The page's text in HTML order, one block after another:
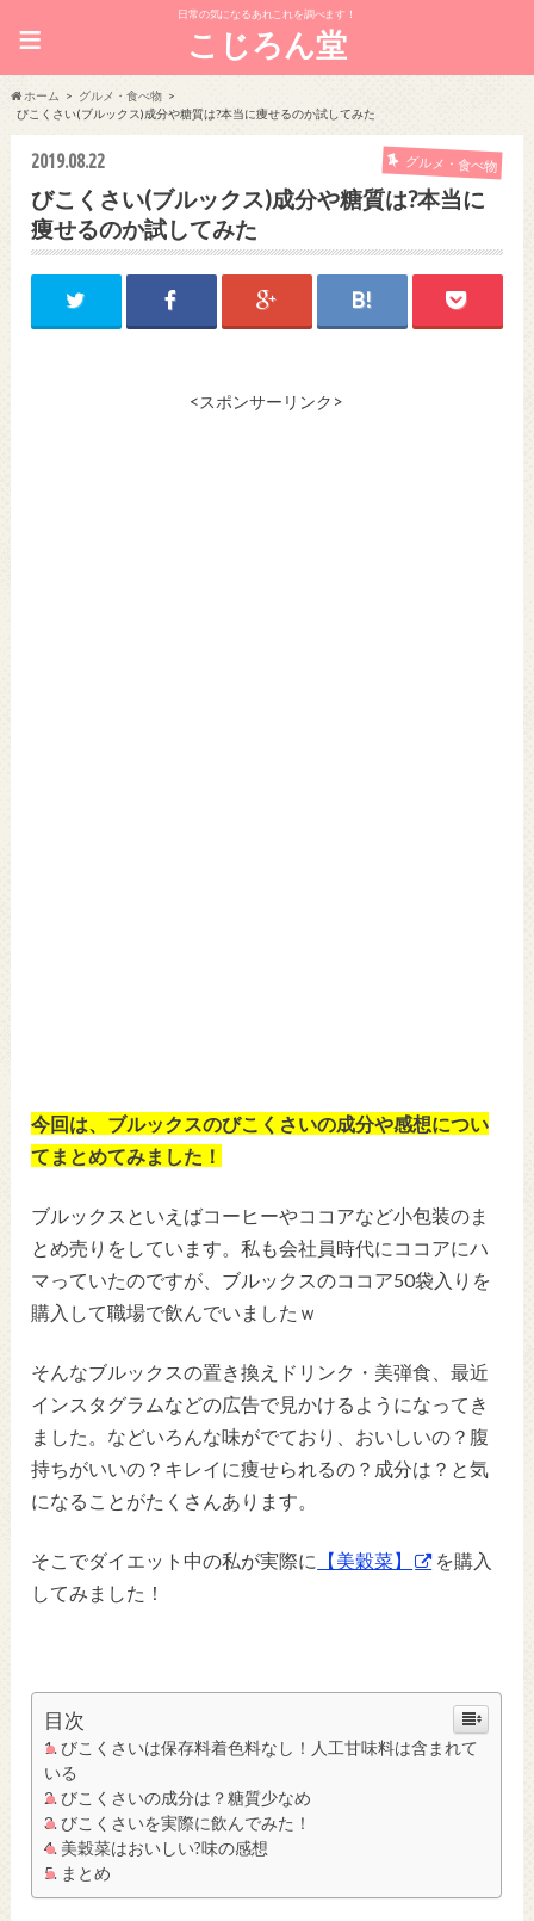
日常の気になるあれこれを調べます！
こじろん堂
≡
ホーム
グルメ・食べ物
びこくさい(ブルックス)成分や糖質は?本当に痩せるのか試してみた
2019.08.22 グルメ・食べ物
びこくさい(ブルックス)成分や糖質は?本当に
痩せるのか試してみた
<スポンサーリンク>
今回は、ブルックスのびこくさいの成分や感想につい
てまとめてみました！
ブルックスといえばコーヒーやココアなど小包装のま
とめ売りをしています。私も会社員時代にココアにハ
マっていたのですが、ブルックスのココア50袋入りを
購入して職場で飲んでいましたｗ
そんなブルックスの置き換えドリンク・美弾食、最近
インスタグラムなどの広告で見かけるようになってき
ました。などいろんな味がでており、おいしいの？腹
持ちがいいの？キレイに痩せられるの？成分は？と気
になることがたくさんあります。
そこでダイエット中の私が実際に 【美穀菜】
を購入
してみました！
目次
びこくさいは保存料着色料なし！人工甘味料は含まれて
いる
びこくさいの成分は？糖質少なめ
びこくさいを実際に飲んでみた！
美穀菜はおいしい?味の感想
まとめ